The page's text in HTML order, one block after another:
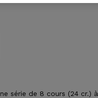
série de 8 cours (24 cr.)